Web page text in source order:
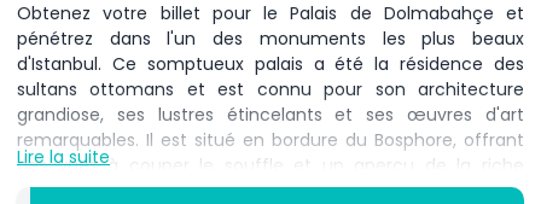
Obtenez votre billet pour le Palais de Dolmabahçe et
pénétrez dans l'un des monuments les plus beaux
d'Istanbul. Ce somptueux palais a été la résidence des
sultans ottomans et est connu pour son architecture
grandiose, ses lustres étincelants et ses œuvres d'art
remarquables. Il est situé en bordure du Bosphore, offrant
des vues à couper le souffle et un aperçu de la riche
histoire de l'Empire ottoman. Avec votre billet pour le Palais
Lire la suite